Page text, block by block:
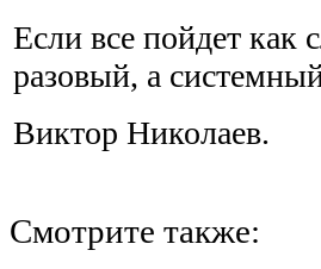
Если все пойдет как
разовый, а
Виктор Николаев.
Смотрите также: